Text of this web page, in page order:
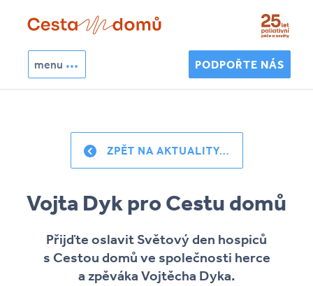
Přejít k hlavnímu obsahu
menu PODPOŘTE NÁS
Vyhledávání
ZPĚT NA AKTUALITY...
Vojta Dyk pro Cestu domů
Přijďte oslavit Světový den hospiců
s Cestou domů ve společnosti herce
a zpěváka Vojtěcha Dyka.